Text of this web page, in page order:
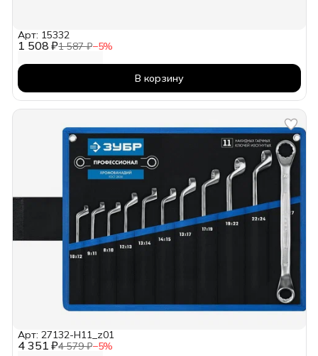
1 508 ₽1 587 ₽−5%
Арт: 15332
В корзину
4 351 ₽4 579 ₽−5%
Арт: 27132-H11_z01